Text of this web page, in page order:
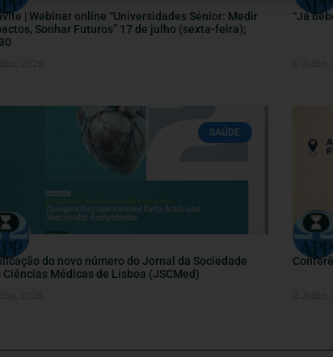
| Webinar online “Universidades Sénior: Medir
Sonhar Futuros” 17 de julho (sexta-feira);
“Já
SAÚDE
do novo número do Jornal da Sociedade
Ciências Médicas de Lisboa (JSCMed)